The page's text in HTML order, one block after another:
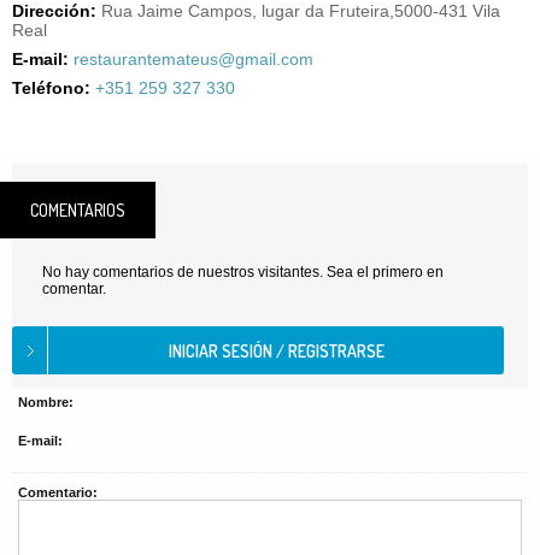
Dirección: Rua Jaime Campos, lugar da Fruteira,5000-431 Vila
Real
E-mail: restaurantemateus@gmail.com
Teléfono: +351 259 327 330
COMENTARIOS
No hay comentarios de nuestros visitantes. Sea el primero en
comentar.
Nombre:
E-mail:
Comentario: